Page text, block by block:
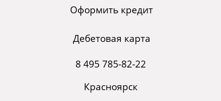
Оформить кредит
Дебетовая карта
8 495 785-82-22
Красноярск